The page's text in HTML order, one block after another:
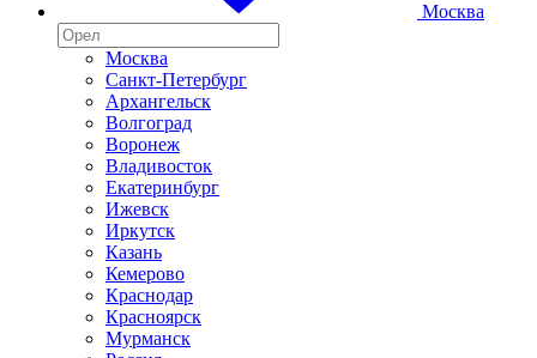
Москва
Москва
Санкт-Петербург
Архангельск
Волгоград
Воронеж
Владивосток
Екатеринбург
Ижевск
Иркутск
Казань
Кемерово
Краснодар
Красноярск
Мурманск